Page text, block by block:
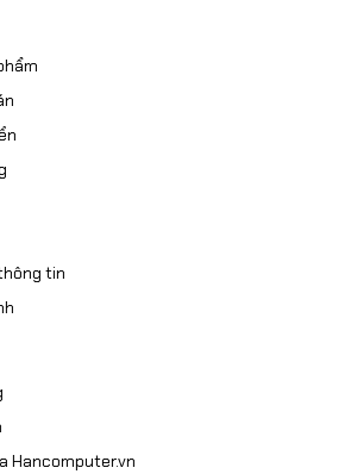
tin
Hancomputer.vn